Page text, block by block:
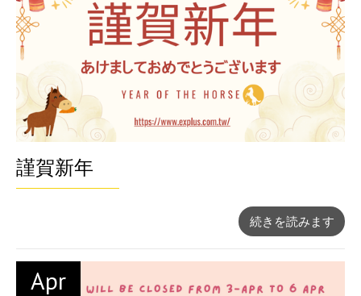
謹賀新年
続きを読みます
Apr